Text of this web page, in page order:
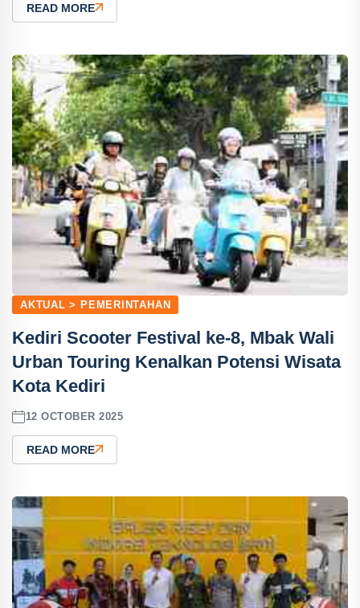
READ MORE
AKTUAL > PEMERINTAHAN
Kediri Scooter Festival ke-8, Mbak Wali
Urban Touring Kenalkan Potensi Wisata
Kota Kediri
12 OCTOBER 2025
READ MORE